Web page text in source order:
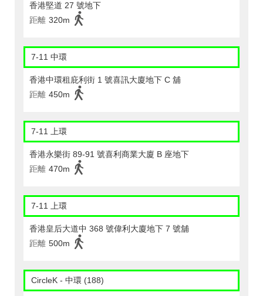
香港堅道 27 號地下
距離 320m
7-11 中環
香港中環租庇利街 1 號喜訊大廈地下 C 舖
距離 450m
7-11 上環
香港永樂街 89-91 號喜利商業大廈 B 座地下
距離 470m
7-11 上環
香港皇后大道中 368 號偉利大廈地下 7 號舖
距離 500m
CircleK - 中環 (188)